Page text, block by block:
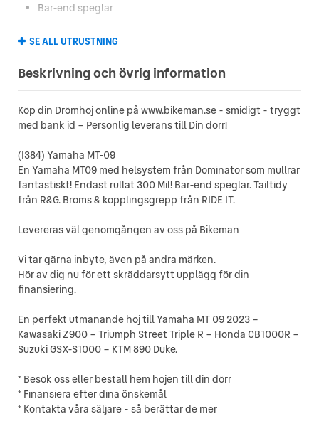
Bar-end speglar
SE ALL UTRUSTNING
Beskrivning och övrig information
Köp din Drömhoj online på www.bikeman.se - smidigt - tryggt
med bank id – Personlig leverans till Din dörr!
(I384) Yamaha MT-09
En Yamaha MT09 med helsystem från Dominator som mullrar
fantastiskt! Endast rullat 300 Mil! Bar-end speglar. Tailtidy
från R&G. Broms & kopplingsgrepp från RIDE IT.
Levereras väl genomgången av oss på Bikeman
Vi tar gärna inbyte, även på andra märken.
Hör av dig nu för ett skräddarsytt upplägg för din
finansiering.
En perfekt utmanande hoj till Yamaha MT 09 2023 –
Kawasaki Z900 – Triumph Street Triple R – Honda CB1000R –
Suzuki GSX-S1000 – KTM 890 Duke.
* Besök oss eller beställ hem hojen till din dörr
* Finansiera efter dina önskemål
* Kontakta våra säljare - så berättar de mer